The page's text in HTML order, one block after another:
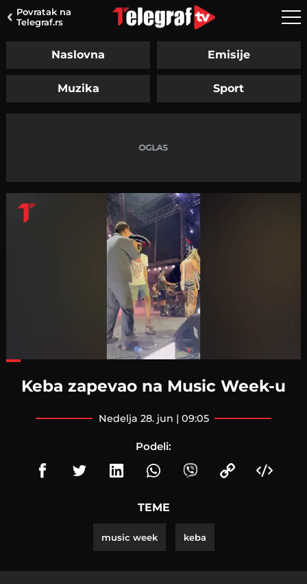
Povratak na
Telegraf.rs
Naslovna Emisije
Muzika Sport
Keba zapevao na Music Week-u
nedelja 28. jun | 09:05
Podeli:
TEME
music week keba